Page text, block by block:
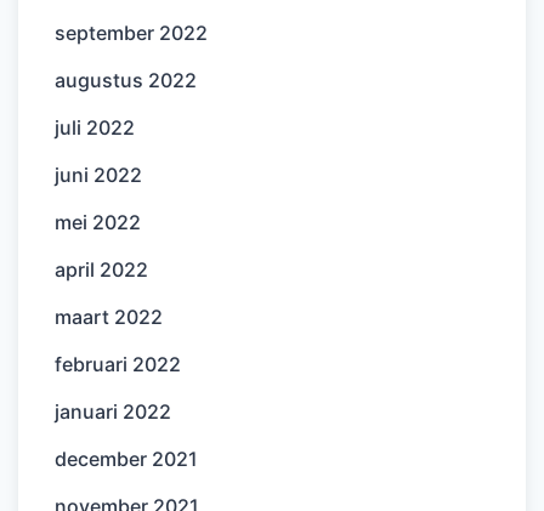
september 2022
augustus 2022
juli 2022
juni 2022
mei 2022
april 2022
maart 2022
februari 2022
januari 2022
december 2021